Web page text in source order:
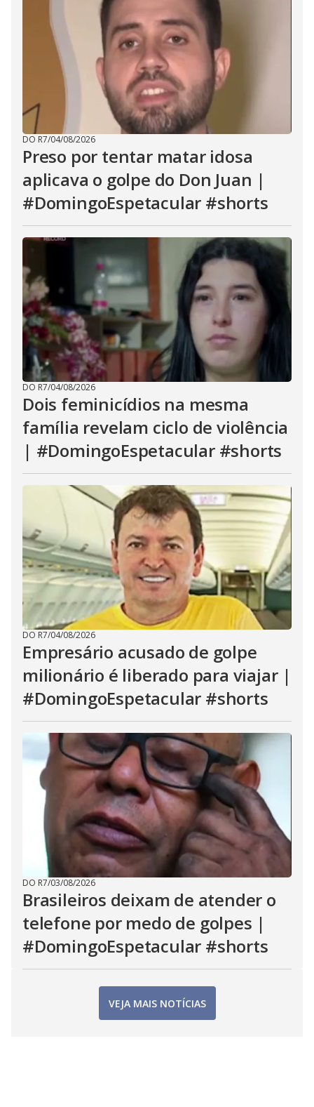
DO R7/04/08/2026
Preso por tentar matar idosa
aplicava o golpe do Don Juan |
#DomingoEspetacular #shorts
DO R7/04/08/2026
Dois feminicídios na mesma
família revelam ciclo de violência
| #DomingoEspetacular #shorts
DO R7/04/08/2026
Empresário acusado de golpe
milionário é liberado para viajar |
#DomingoEspetacular #shorts
DO R7/03/08/2026
Brasileiros deixam de atender o
telefone por medo de golpes |
#DomingoEspetacular #shorts
VEJA MAIS NOTÍCIAS